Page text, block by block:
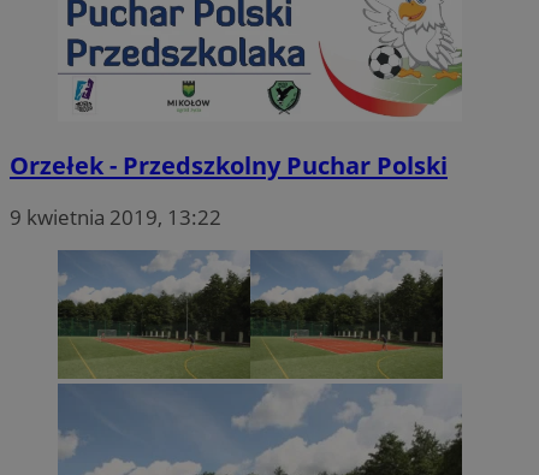
Orzełek - Przedszkolny Puchar Polski
9 kwietnia 2019, 13:22